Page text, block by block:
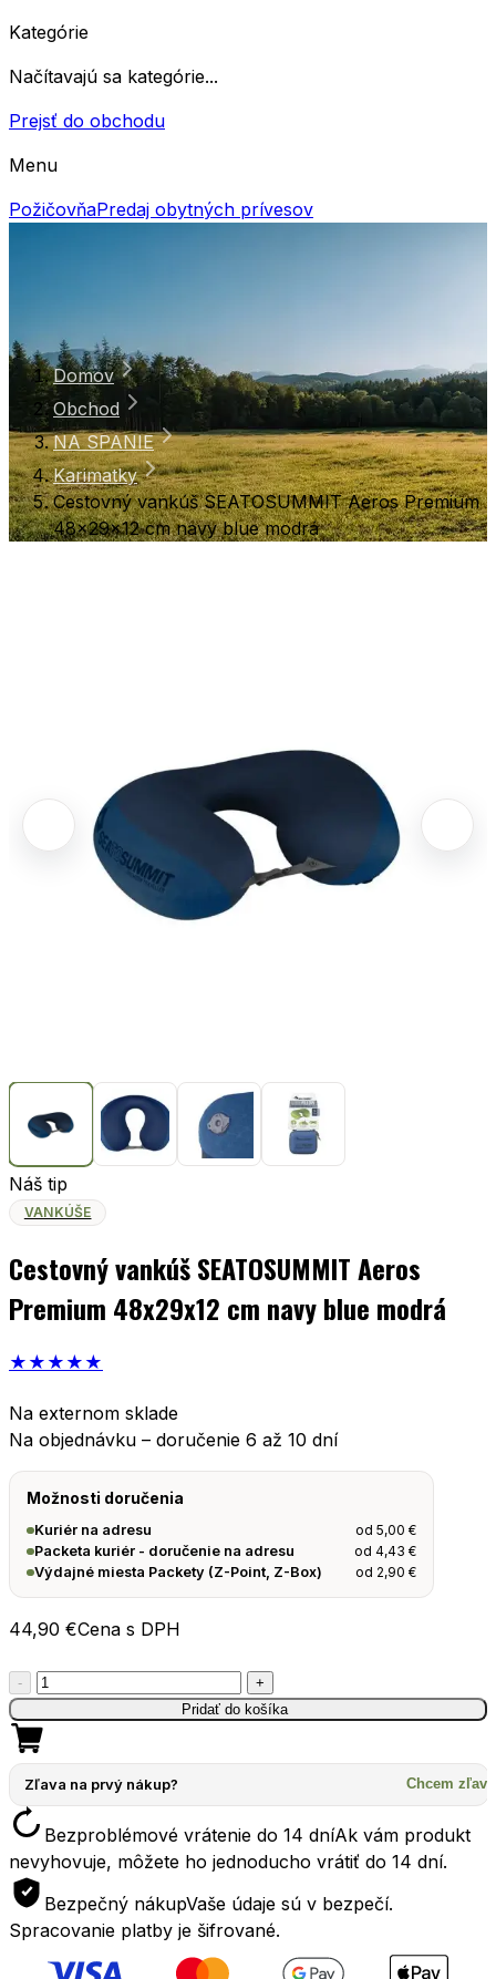
Kategórie
Načítavajú sa kategórie...
Prejsť do obchodu
Menu
PožičovňaPredaj obytných prívesov
Domov
Obchod
NA SPANIE
Karimatky
Cestovný vankúš SEATOSUMMIT Aeros Premium
48x29x12 cm navy blue modrá
Náš tip
VANKÚŠE
Cestovný vankúš SEATOSUMMIT Aeros
Premium 48x29x12 cm navy blue modrá
★ ★ ★ ★ ★
Na externom sklade
Na objednávku – doručenie 6 až 10 dní
Možnosti doručenia
Kuriér na adresu od5,00€
Packeta kuriér - doručenie na adresu
od4,43€
Výdajné miesta Packety (Z-Point, Z-Box)
od 2,90€
44,90 €Cena s DPH
-
množstvo
Cestovný
vankúš
SEATOSUMMIT
Aeros
Premium
48x29x12
cm
navy
+
Pridať do košíka
Zľava na prvý nákup? Chcem zľavu
Bezproblémové vrátenie do 14 dníAk vám produkt
nevyhovuje, môžete ho jednoducho vrátiť do 14 dní.
Bezpečný nákupVaše údaje sú v bezpečí.
Spracovanie platby je šifrované.